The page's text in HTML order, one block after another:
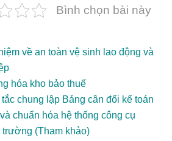
Bình chọn bài này
về an toàn vệ sinh lao động và
hóa kho bảo thuế
chung lập Bảng cân đối kế toán
chuẩn hóa hệ thống công cụ
trường (Tham khảo)